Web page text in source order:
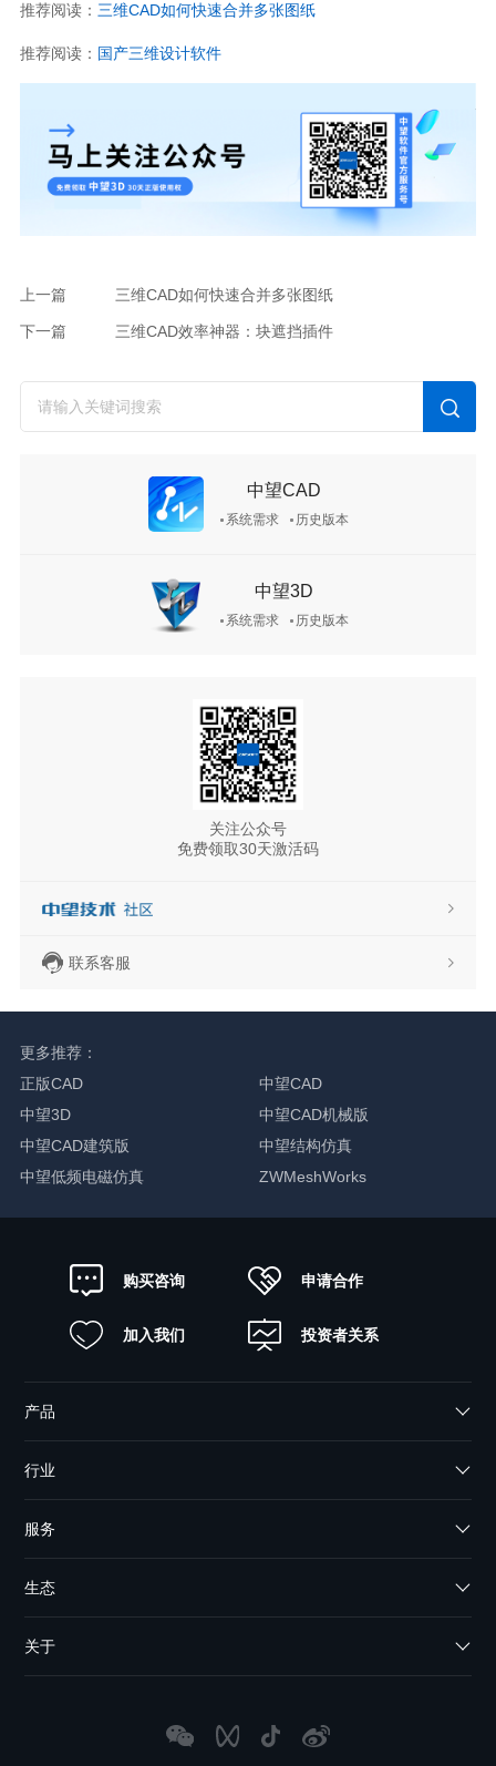
推荐阅读： 三维CAD如何快速合并多张图纸
推荐阅读： 国产三维设计软件
上一篇 三维CAD如何快速合并多张图纸
下一篇 三维CAD效率神器：块遮挡插件
中望CAD
系统需求 历史版本
中望3D
系统需求 历史版本
关注公众号
免费领取30天激活码
联系客服
更多推荐：
正版CAD
中望CAD
中望3D
中望CAD机械版
中望CAD建筑版
中望结构仿真
中望低频电磁仿真
ZWMeshWorks
购买咨询 申请合作
加入我们 投资者关系
产品
行业
服务
生态
关于